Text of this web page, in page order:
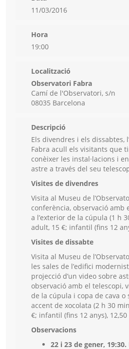
11/03/2016
Hora
19:00
Localització
Observatori Fabra
Camí de l'Observatori, s/n
08035 Barcelona
Descripció
Els divendres i els dissabtes,
Fabra acull els visitants que
conèixer les instal·lacions i
astre a través del seu
Visites de divendres
Visita al Museu de
conferència, observació amb
a l’exterior de la cúpula (1 h
adult, 15 €; infantil (fins 12
Visites de dissabte
Visita al Museu de
les sales de l’edifici
projecció d’un video sobre
observació amb el telescopi,
de la cúpula i copa de cava
accent de xocolata (2 h 30
€; infantil (fins 12 anys), 12,50
Observacions
22 i 23 de gener, 19:30.